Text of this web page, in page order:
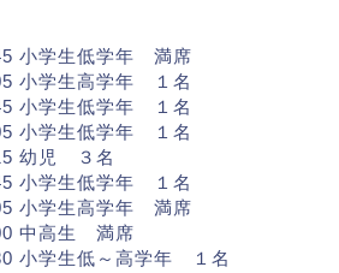
小学生低学年 満席
学生高学年 １名
小学生低学年 １名
学生低学年 １名
幼児 ３名
学生低学年 １名
学生高学年 満席
高生 満席
小学生低～高学年 １名